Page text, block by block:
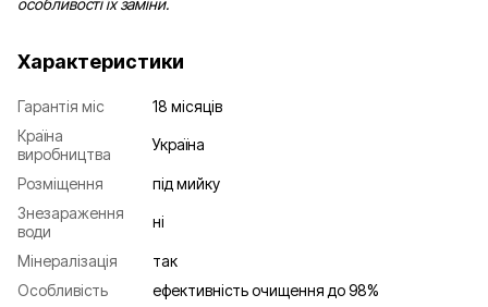
особливості їх заміни.
Характеристики
Гарантія міс
18 місяців
Країна
виробництва
Україна
Розміщення
під мийку
Знезараження
води
ні
Мінералізація
так
Особливість
ефективність очищення до 98%